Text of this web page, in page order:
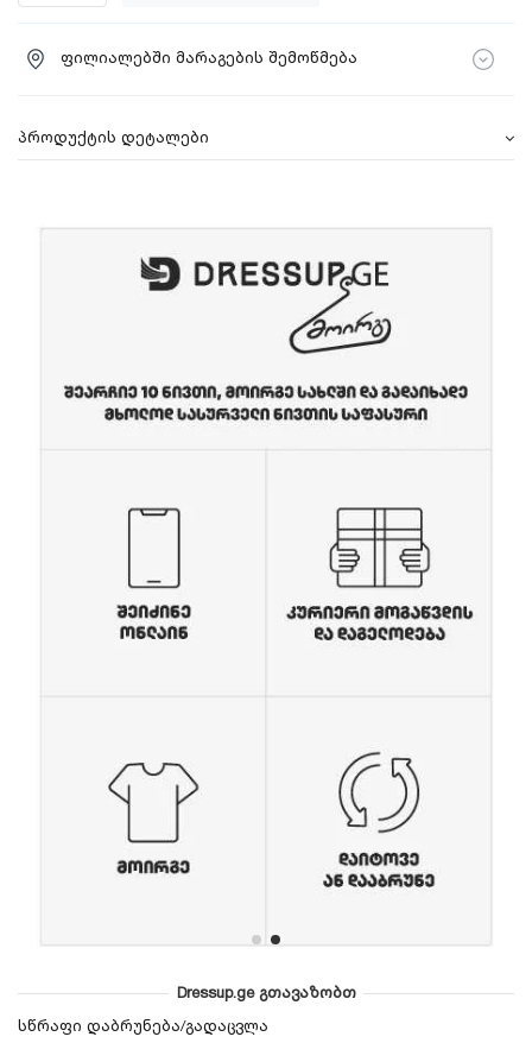
ფილიალებში მარაგების შემოწმება
პროდუქტის დეტალები
Dressup.ge გთავაზობთ
სწრაფი დაბრუნება/გადაცვლა